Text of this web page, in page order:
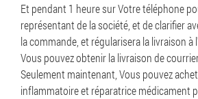
Et pendant 1 heure sur Votre téléphone
représentant de la société, et de clarifier
la commande, et régularisera la livraison à
Vous pouvez obtenir la livraison de
Seulement maintenant, Vous pouvez
inflammatoire et réparatrice médicament